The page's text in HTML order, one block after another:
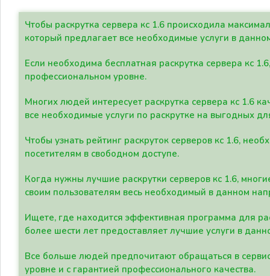
Чтобы раскрутка сервера кс 1.6 происходила
который предлагает все необходимые услуги в
Если необходима бесплатная раскрутка сервера кс
профессиональном уровне.
Многих людей интересует раскрутка сервера кс 1.6
все необходимые услуги по раскрутке на выгодных
Чтобы узнать рейтинг раскруток серверов кс 1.6,
посетителям в свободном доступе.
Когда нужны лучшие раскрутки серверов кс 1.6,
своим пользователям весь необходимый в данном
Ищете, где находится эффективная программа для
более шести лет предоставляет лучшие услуги в
Все больше людей предпочитают обращаться в
уровне и с гарантией профессионального качества.